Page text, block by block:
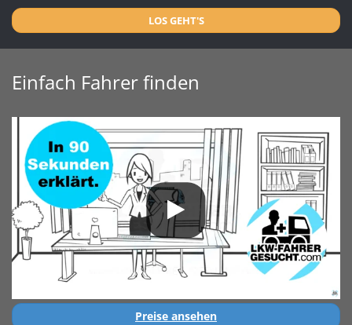
LOS GEHT'S
Einfach Fahrer finden
Preise ansehen